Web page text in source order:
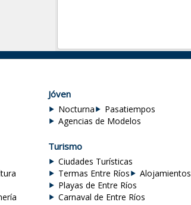
Jóven
Nocturna
Pasatiempos
Agencias de Modelos
Turismo
Ciudades Turísticas
Termas Entre Ríos
Alojamientos
Playas de Entre Ríos
Carnaval de Entre Ríos